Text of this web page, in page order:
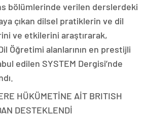
bölümlerinde verilen derslerdeki
çıkan dilsel pratiklerin ve dil
ve etkilerini araştırarak,
Öğretimi alanlarının en prestijli
edilen SYSTEM Dergisi’nde
HÜKÜMETİNE AİT BRITISH
DESTEKLENDİ